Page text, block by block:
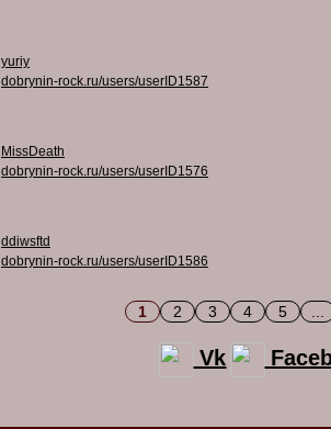
yuriy
dobrynin-rock.ru/users/userID1587
MissDeath
dobrynin-rock.ru/users/userID1576
ddiwsftd
dobrynin-rock.ru/users/userID1586
1 2 3 4 5
Vk